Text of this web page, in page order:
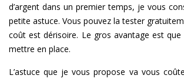
d’argent dans un premier temps, je vous
petite astuce. Vous pouvez la tester
coût est dérisoire. Le gros avantage est que
mettre en place.
L’astuce que je vous propose va vous